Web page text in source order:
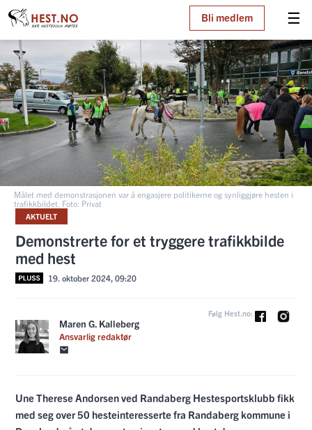
☰
Bli medlem
Målet med demonstrasjonen var å engasjere politikerne og synliggjøre hesten i
trafikkbildet. Foto: Privat
AKTUELT
Demonstrerte for et tryggere trafikkbilde
med hest
19. oktober 2024, 09:20
Maren G. Kalleberg
Ansvarlig redaktør
Følg Hest.no:
Une Therese Andorsen ved Randaberg Hestesportsklubb fikk
med seg over 50 hesteinteresserte fra Randaberg kommune i